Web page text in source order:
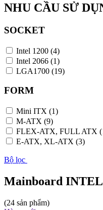
NHU CẦU SỬ
SOCKET
Intel 1200 (4)
Intel 2066 (1)
LGA1700 (19)
FORM
Mini ITX (1)
M-ATX (9)
FLEX-ATX, FULL ATX
E-ATX, XL-ATX (3)
Bộ lọc
Mainboard INTEL
(24 sản phẩm)